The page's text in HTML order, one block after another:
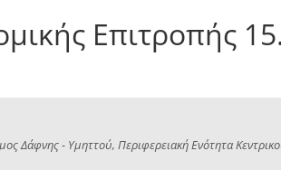
Επιτροπής
- Υμηττού, Περιφερειακή Ενότητα